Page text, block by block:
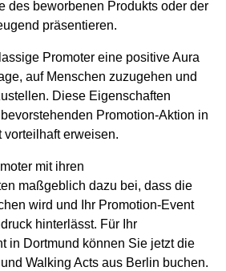
des beworbenen Produkts oder der
präsentieren.
Promoter eine positive Aura
auf Menschen zuzugehen und
Diese Eigenschaften
Promotion-Aktion in
vorteilhaft erweisen.
mit ihren
maßgeblich dazu bei, dass die
wird und Ihr Promotion-Event
hinterlässt. Für Ihr
in Dortmund können Sie jetzt die
Walking Acts aus Berlin buchen.